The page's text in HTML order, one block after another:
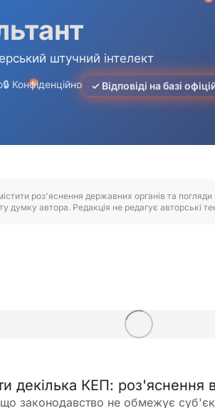
роз'яснення державних органів та погляди
думку автора. Редакція не редагує авторські
декілька КЕП: роз'яснення
законодавство не обмежує